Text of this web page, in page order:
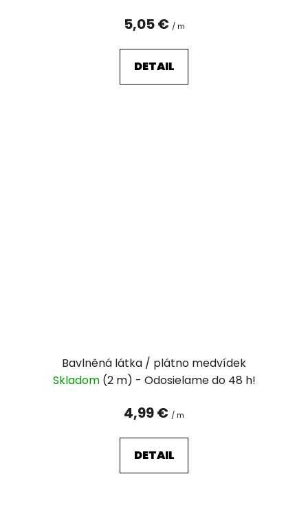
5,05 € / m
DETAIL
Bavlněná látka / plátno medvídek
Skladom (2 m)
4,99 € / m
DETAIL